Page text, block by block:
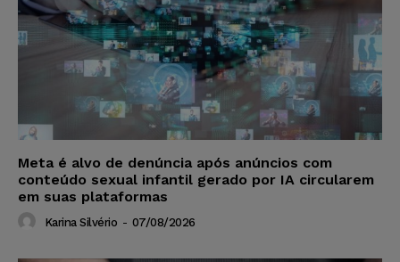
Meta é alvo de denúncia após anúncios com
conteúdo sexual infantil gerado por IA circularem
em suas plataformas
Karina Silvério - 07/08/2026